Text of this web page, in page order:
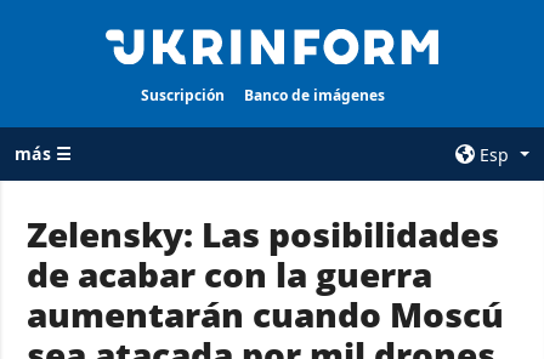
Suscripción Banco de imágenes
más ☰
Esp
TODAS LAS
CATEGORÍAS
Guerra
AGENCIA
sobre la agencia
contacto
Zelensky: Las posibilidades
de acabar con la guerra
aumentarán cuando Moscú